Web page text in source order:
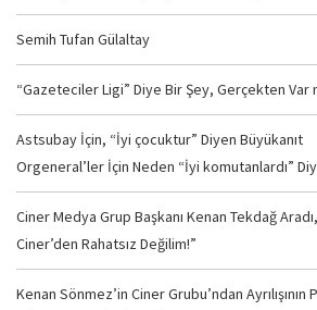
Semih Tufan Gülaltay
“Gazeteciler Ligi” Diye Bir Şey, Gerçekten Var
Astsubay İçin, “İyi çocuktur” Diyen Büyükanıt
Orgeneral’ler İçin Neden “İyi komutanlardı”
Ciner Medya Grup Başkanı Kenan Tekdağ
Ciner’den Rahatsız Değilim!”
Kenan Sönmez’in Ciner Grubu’ndan Ayrılışının